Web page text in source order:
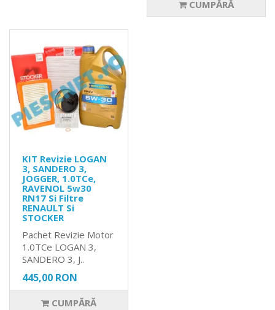
CUMPĂRĂ
KIT Revizie LOGAN
3, SANDERO 3,
JOGGER, 1.0TCe,
RAVENOL 5w30
RN17 Si Filtre
RENAULT Si
STOCKER
Pachet Revizie Motor
1.0TCe LOGAN 3,
SANDERO 3, J..
445,00 RON
CUMPĂRĂ